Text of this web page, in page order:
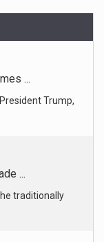
...
traditionally
...
how the